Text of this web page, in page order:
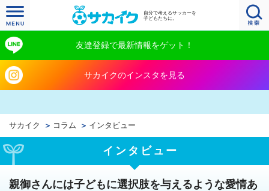
自分で考えるサッカーを
子どもたちに。
友達登録で最新情報をゲット！
サカイクのインスタを見る
サカイク コラム インタビュー
インタビュー
親御さんには子どもに選択肢を与えるような愛情あ